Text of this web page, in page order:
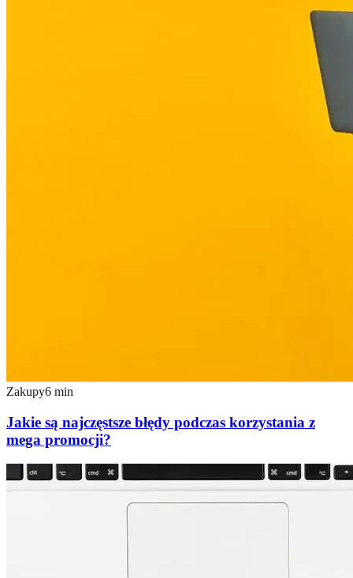
Zakupy6 min
Jakie są najczęstsze błędy podczas korzystania z
mega promocji?